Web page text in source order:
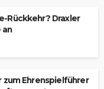
Rückkehr? Draxler
an
zum Ehrenspielführer